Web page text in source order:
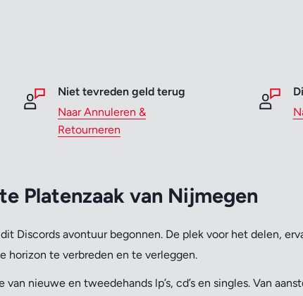
Niet tevreden geld terug
Naar Annuleren &
Retourneren
Platenzaak van Nijmegen
Discords avontuur begonnen. De plek voor het delen,
horizon te verbreden en te verleggen.
nieuwe en tweedehands lp’s, cd’s en singles. Van